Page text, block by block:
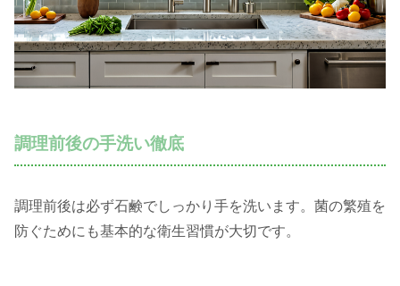
調理前後の手洗い徹底
調理前後は必ず石鹸でしっかり手を洗います。菌の繁殖を
防ぐためにも基本的な衛生習慣が大切です。